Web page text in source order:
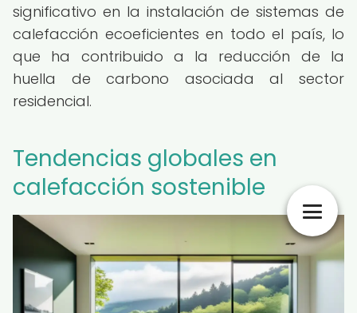
significativo en la instalación de sistemas de
calefacción ecoeficientes en todo el país, lo
que ha contribuido a la reducción de la
huella de carbono asociada al sector
residencial.
Tendencias globales en
calefacción sostenible